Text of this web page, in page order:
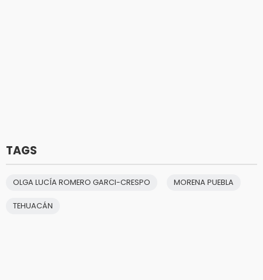
TAGS
OLGA LUCÍA ROMERO GARCI-CRESPO MORENA PUEBLA
TEHUACÁN